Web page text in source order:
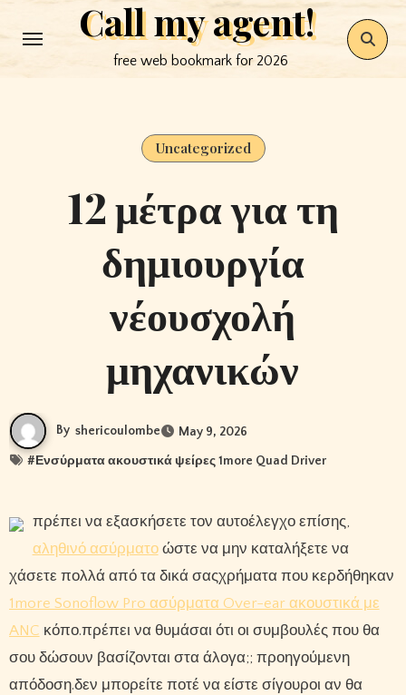
to
Call my agent!
free web bookmark for 2026
Uncategorized
12 μέτρα για τη
δημιουργία
νέουσχολή
μηχανικών
By shericoulombe May 9, 2026
#Ενσύρματα ακουστικά ψείρες 1more Quad Driver
πρέπει να εξασκήσετε τον αυτοέλεγχο επίσης,
αληθινό ασύρματοώστε να μην καταλήξετε να
χάσετε πολλά από τα δικά σαςχρήματα που κερδήθηκαν
1more Sonoflow Pro ασύρματα Over-ear ακουστικά με
ANC κόπο.πρέπει να θυμάσαι ότι οι συμβουλές που θα
σου δώσουν βασίζονται στα άλογα;; προηγούμενη
απόδοση.δεν μπορείτε ποτέ να είστε σίγουροι αν θα